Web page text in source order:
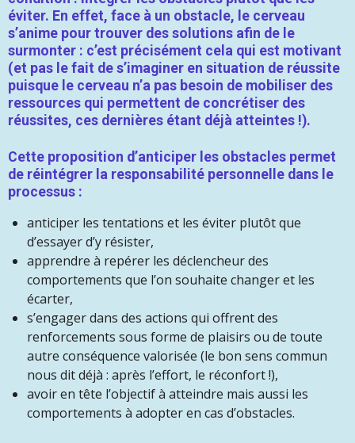
éviter. En effet, face à un obstacle, le cerveau
s’anime pour trouver des solutions afin de le
surmonter : c’est précisément cela qui est motivant
(et pas le fait de s’imaginer en situation de réussite
puisque le cerveau n’a pas besoin de mobiliser des
ressources qui permettent de concrétiser des
réussites, ces dernières étant déjà atteintes !).
Cette proposition d’anticiper les obstacles permet
de réintégrer la responsabilité personnelle dans le
processus :
anticiper les tentations et les éviter plutôt que
d’essayer d’y résister,
apprendre à repérer les déclencheur des
comportements que l’on souhaite changer et les
écarter,
s’engager dans des actions qui offrent des
renforcements sous forme de plaisirs ou de toute
autre conséquence valorisée (le bon sens commun
nous dit déjà : après l’effort, le réconfort !),
avoir en tête l’objectif à atteindre mais aussi les
comportements à adopter en cas d’obstacles.